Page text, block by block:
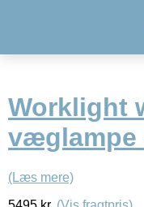
Worklight
væglampe
(Læs mere)